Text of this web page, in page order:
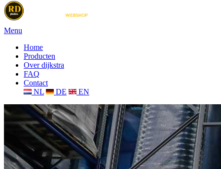
Menu
Home
Producten
Over dijkstra
FAQ
Contact
NL
DE EN